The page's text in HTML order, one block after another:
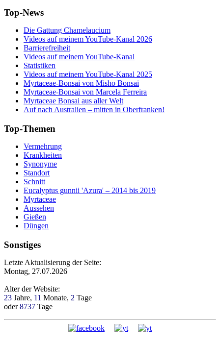
Top-News
Die Gattung Chamelaucium
Videos auf meinem YouTube-Kanal 2026
Barrierefreiheit
Videos auf meinem YouTube-Kanal
Statistiken
Videos auf meinem YouTube-Kanal 2025
Myrtaceae-Bonsai von Misho Bonsai
Myrtaceae-Bonsai von Marcela Ferreira
Myrtaceae Bonsai aus aller Welt
Auf nach Australien – mitten in Oberfranken!
Top-Themen
Vermehrung
Krankheiten
Synonyme
Standort
Schnitt
Eucalyptus gunnii 'Azura' – 2014 bis 2019
Myrtaceae
Aussehen
Gießen
Düngen
Sonstiges
Letzte Aktualisierung der Seite:
Montag, 27.07.2026
Alter der Website:
23 Jahre, 11 Monate, 2 Tage
oder8737 Tage